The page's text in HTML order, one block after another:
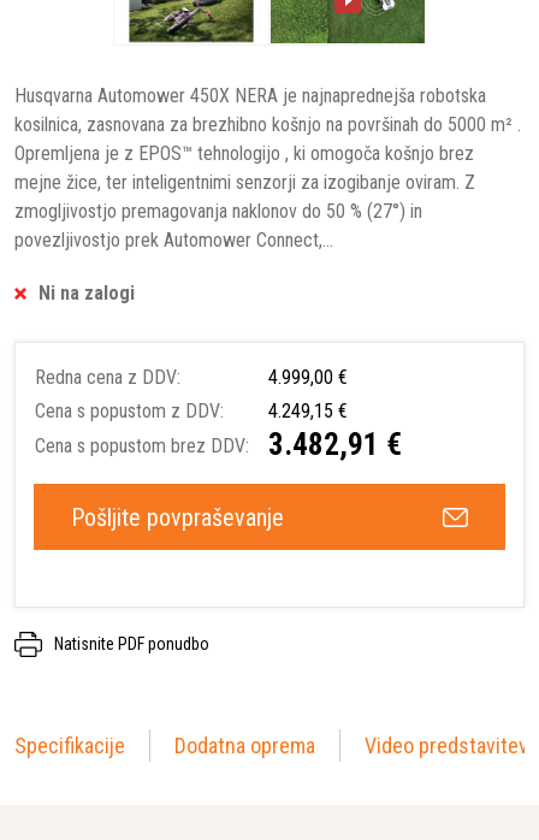
Husqvarna Automower 450X NERA je najnaprednejša robotska
kosilnica, zasnovana za brezhibno košnjo na površinah do 5000 m² .
Opremljena je z EPOS™ tehnologijo , ki omogoča košnjo brez
mejne žice, ter inteligentnimi senzorji za izogibanje oviram. Z
zmogljivostjo premagovanja naklonov do 50 % (27°) in
povezljivostjo prek Automower Connect,...
Ni na zalogi
Redna cena z DDV:
4.999,00 €
Cena s popustom z DDV:
4.249,15 €
Cena s popustom brez DDV:
3.482,91 €
Pošljite povpraševanje
Natisnite PDF ponudbo
Specifikacije Dodatna oprema Video predstavitev